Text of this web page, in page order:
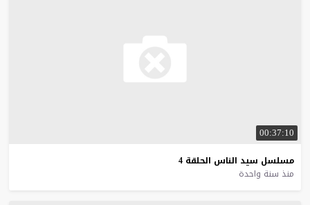
00:37:10
مسلسل سيد الناس الحلقة 4
منذ سنة واحدة